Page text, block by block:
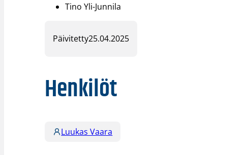
Tino Yli-Junnila
Päivitetty25.04.2025
Henkilöt
Luukas Vaara